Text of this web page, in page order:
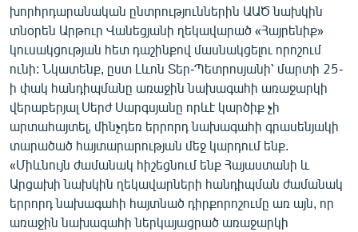
խորհրդարանական ընտրություններին ԱԱԾ նախկին
տնօրեն Արթուր Վանեցյանի ղեկավարած «Հայրենիք»
կուսակցության հետ դաշինքով մասնակցելու որոշում
ունի: Նկատենք, ըստ Լևոն Տեր-Պետրոսյանի՝ մարտի 25-
ի փակ հանդիպմանը առաջին նախագահի առաջարկի
վերաբերյալ Սերժ Սարգսյանը որևէ կարծիք չի
արտահայտել, մինչդեռ երրորդ նախագահի գրասենյակի
տարածած հայտարարության մեջ կարդում ենք.
«Միևնույն ժամանակ հիշեցնում ենք Հայաստանի և
Արցախի նախկին ղեկավարների հանդիպման ժամանակ
երրորդ նախագահի հայտնած դիրքորոշումը առ այն, որ
առաջին նախագահի ներկայացրած առաջարկի